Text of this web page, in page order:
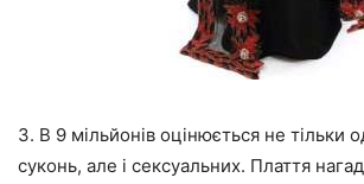
3. В 9 мільйонів оцінюється не тільки
суконь, але і сексуальних. Плаття